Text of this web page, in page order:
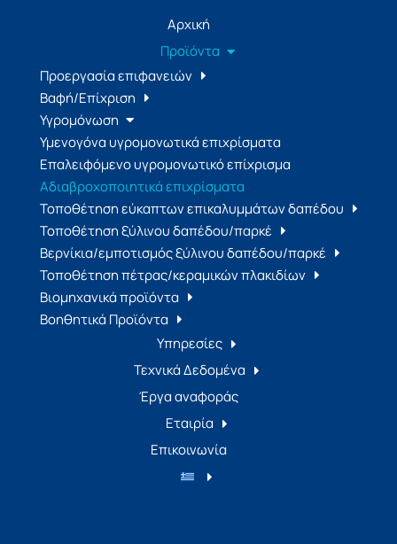
Αρχική
Προϊόντα
Προεργασία επιφανειών
Βαφή/Επίχριση
Υγρομόνωση
Υμενογόνα υγρομονωτικά επιχρίσματα
Επαλειφόμενο υγρομονωτικό επίχρισμα
Αδιαβροχοποιητικά επιχρίσματα
Τοποθέτηση εύκαπτων επικαλυμμάτων δαπέδου
Τοποθέτηση ξύλινου δαπέδου/παρκέ
Βερνίκια/εμποτισμός ξύλινου δαπέδου/παρκέ
Τοποθέτηση πέτρας/κεραμικών πλακιδίων
Βιομηχανικά προϊόντα
Βοηθητικά Προϊόντα
Υπηρεσίες
Τεχνικά Δεδομένα
Έργα αναφοράς
Εταιρία
Επικοινωνία